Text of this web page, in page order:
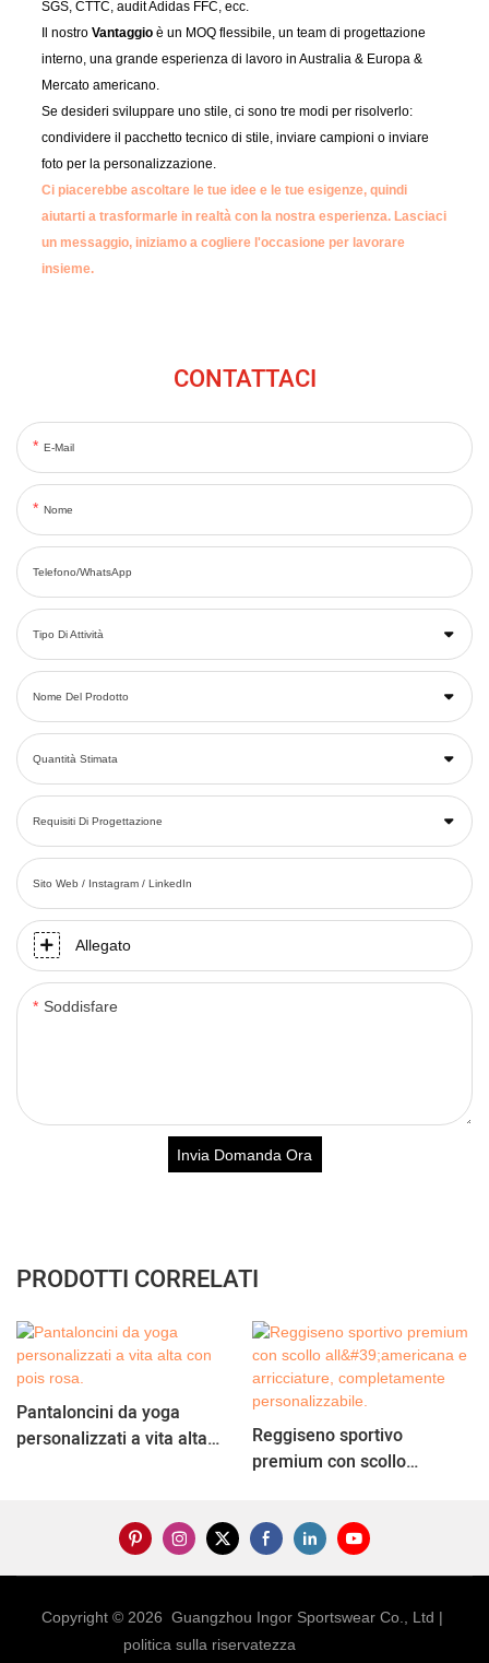
SGS, CTTC, audit Adidas FFC, ecc.
Il nostroVantaggioè un MOQ flessibile, un team di progettazione
interno, una grande esperienza di lavoro in Australia & Europa &
Mercato americano.
Se desideri sviluppare uno stile, ci sono tre modi per risolverlo:
condividere il pacchetto tecnico di stile, inviare campioni o inviare
foto per la personalizzazione.
Ci piacerebbe ascoltare le tue idee e le tue esigenze, quindi
aiutarti a trasformarle in realtà con la nostra esperienza.Lasciaci
un messaggio, iniziamo a cogliere l'occasione per lavorare
insieme.
CONTATTACI
E-Mail
Nome
Telefono/WhatsApp
Tipo Di Attività
Nome Del Prodotto
Quantità Stimata
Requisiti Di Progettazione
Sito Web / Instagram / LinkedIn
Allegato
Soddisfare
Invia Domanda Ora
PRODOTTI CORRELATI
Pantaloncini da yoga
personalizzati a vita alta
Reggiseno sportivo
premium con scollo
personalizzabile.
Copyright © 2026 Guangzhou Ingor Sportswear Co., Ltd |
politica sulla riservatezza